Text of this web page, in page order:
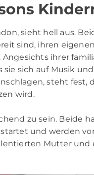
sieht hell aus.
sind, ihren
ihrer
sich auf Musik und
steht fest,
wird.
zu sein. Beide
und werden
Mutter und